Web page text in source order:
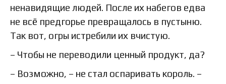
ненавидящие людей. После их набегов едва
не всё предгорье превращалось в пустыню.
Так вот, огры истребили их вчистую.
– Чтобы не переводили ценный продукт, да?
– Возможно, – не стал оспаривать король. –